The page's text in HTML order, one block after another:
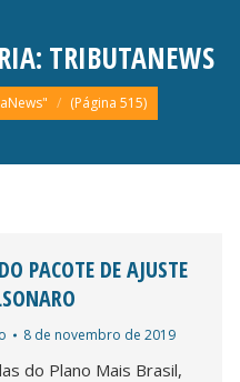
TRIBUTANEWS
(Página 515)
PACOTE DE AJUSTE
8 de novembro de 2019
do Plano Mais Brasil,